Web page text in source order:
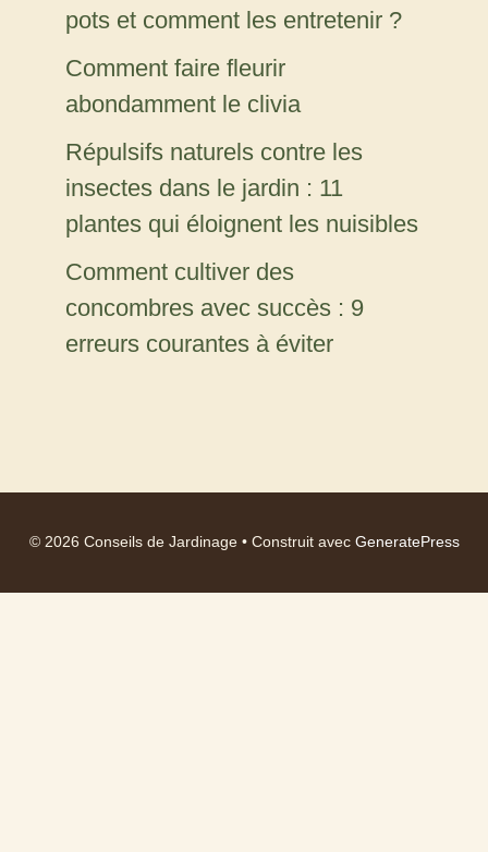
pots et comment les entretenir ?
Comment faire fleurir
abondamment le clivia
Répulsifs naturels contre les
insectes dans le jardin : 11
plantes qui éloignent les nuisibles
Comment cultiver des
concombres avec succès : 9
erreurs courantes à éviter
© 2026 Conseils de Jardinage• Construit avec GeneratePress